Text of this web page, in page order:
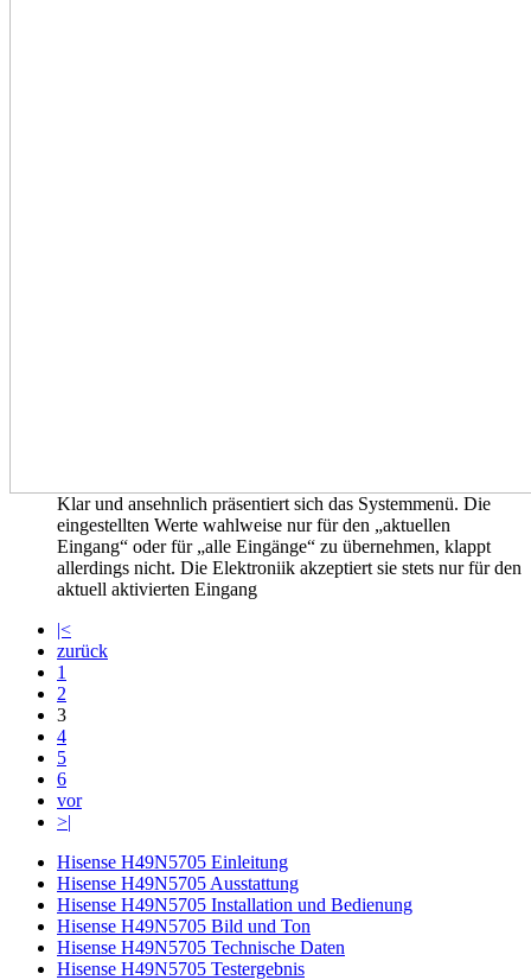
Klar und ansehnlich präsentiert sich das Systemmenü. Die
eingestellten Werte wahlweise nur für den „aktuellen
Eingang“ oder für „alle Eingänge“ zu übernehmen, klappt
allerdings nicht. Die Elektroniik akzeptiert sie stets nur für den
aktuell aktivierten Eingang
|<
zurück
1
2
3
4
5
6
vor
>|
Hisense H49N5705 Einleitung
Hisense H49N5705 Ausstattung
Hisense H49N5705 Installation und Bedienung
Hisense H49N5705 Bild und Ton
Hisense H49N5705 Technische Daten
Hisense H49N5705 Testergebnis